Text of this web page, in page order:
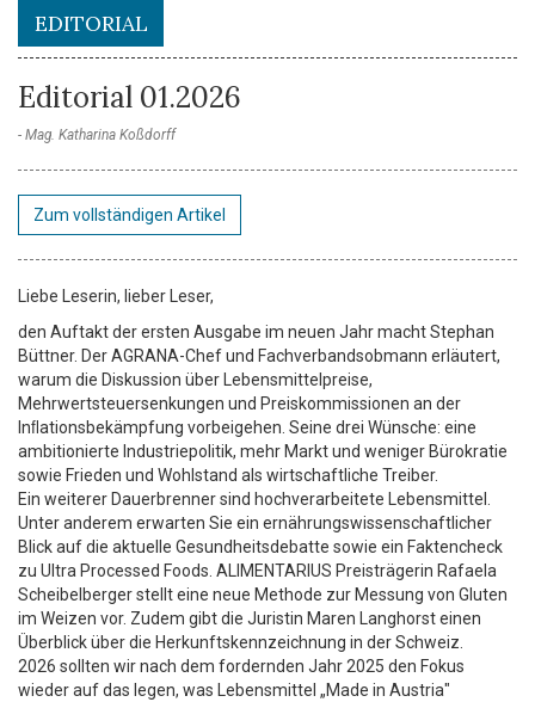
EDITORIAL
Editorial 01.2026
Mag. Katharina Koßdorff
Zum vollständigen Artikel
Liebe Leserin, lieber Leser,
den Auftakt der ersten Ausgabe im neuen Jahr macht Stephan
Büttner. Der AGRANA-Chef und Fachverbandsobmann erläutert,
warum die Diskussion über Lebensmittelpreise,
Mehrwertsteuersenkungen und Preiskommissionen an der
Inﬂationsbekämpfung vorbeigehen. Seine drei Wünsche: eine
ambitionierte Industriepolitik, mehr Markt und weniger Bürokratie
sowie Frieden und Wohlstand als wirtschaftliche Treiber.
Ein weiterer Dauerbrenner sind hochverarbeitete Lebensmittel.
Unter anderem erwarten Sie ein ernährungswissenschaftlicher
Blick auf die aktuelle Gesundheitsdebatte sowie ein Faktencheck
zu Ultra Processed Foods. ALIMENTARIUS Preisträgerin Rafaela
Scheibelberger stellt eine neue Methode zur Messung von Gluten
im Weizen vor. Zudem gibt die Juristin Maren Langhorst einen
Überblick über die Herkunftskennzeichnung in der Schweiz.
2026 sollten wir nach dem fordernden Jahr 2025 den Fokus
wieder auf das legen, was Lebensmittel „Made in Austria"